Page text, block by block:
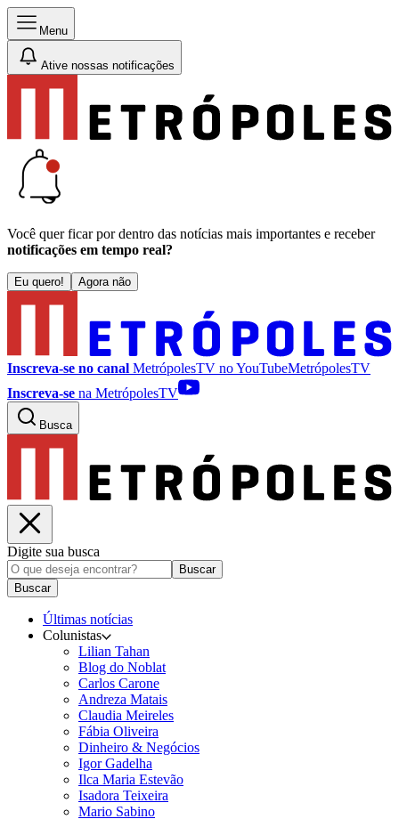
Menu
Ative nossas notificações
Você quer ficar por dentro das notícias mais importantes e receber
notificações em tempo real?
Eu quero! Agora não
Inscreva-se no canal MetrópolesTV noYouTubeMetrópolesTV
Inscreva-se na MetrópolesTV
Busca
Digite sua busca
Buscar
Buscar
Últimas notícias
Colunistas
Lilian Tahan
Blog do Noblat
Carlos Carone
Andreza Matais
Claudia Meireles
Fábia Oliveira
Dinheiro & Negócios
Igor Gadelha
Ilca Maria Estevão
Isadora Teixeira
Mario Sabino